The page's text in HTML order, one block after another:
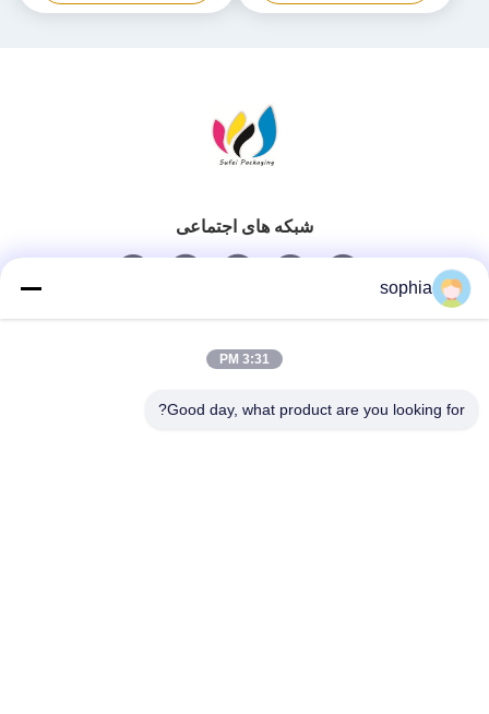
شبکه های اجتماعی
تماس سریع
sophia
3:31 PM
Good day, what product are you looking for?